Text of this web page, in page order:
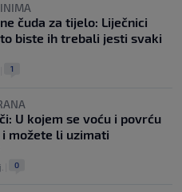
čuda za tijelo: Liječnici
biste ih trebali jesti svaki
1
U kojem se voću i povrću
možete li uzimati
0